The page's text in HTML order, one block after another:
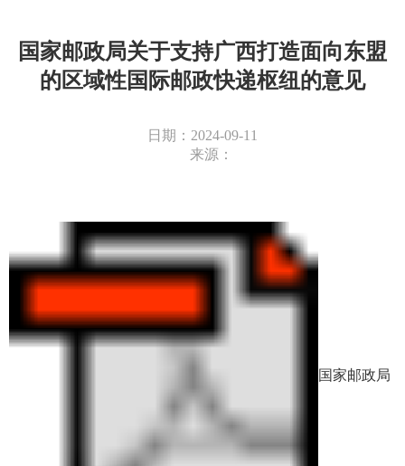
国家邮政局关于支持广西打造面向东盟
的区域性国际邮政快递枢纽的意见
日期：2024-09-11
来源：
国家邮政局